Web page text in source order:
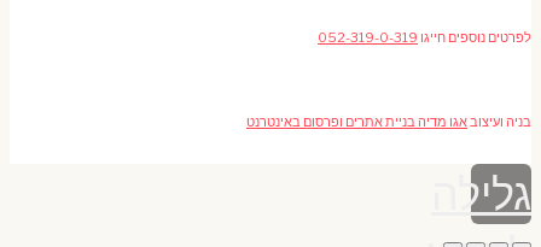
לפרטים נוספים חייגו 052-319-0-319
בניה ועיצובאגו מדיה בניית אתרים ופרסום באינטרנט
גלילה